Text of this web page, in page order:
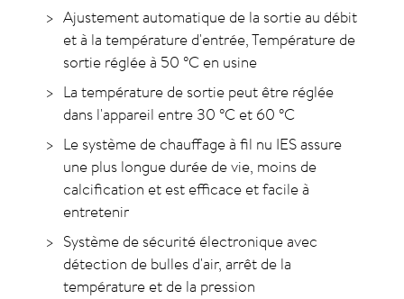
Ajustement automatique de la sortie au débit
et à la température d'entrée, Température de
sortie réglée à 50 °C en usine
La température de sortie peut être réglée
dans l'appareil entre 30 °C et 60 °C
Le système de chauffage à fil nu IES assure
une plus longue durée de vie, moins de
calcification et est efficace et facile à
entretenir
Système de sécurité électronique avec
détection de bulles d'air, arrêt de la
température et de la pression